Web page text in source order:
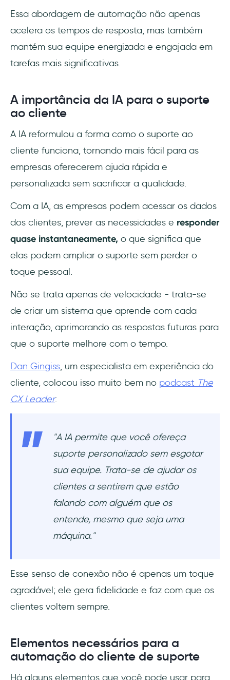
Essa abordagem de automação não apenas
acelera os tempos de resposta, mas também
mantém sua equipe energizada e engajada em
tarefas mais significativas.
A importância da IA para o suporte
ao cliente
A IA reformulou a forma como o suporte ao
cliente funciona, tornando mais fácil para as
empresas oferecerem ajuda rápida e
personalizada sem sacrificar a qualidade.
Com a IA, as empresas podem acessar os dados
dos clientes, prever as necessidades e responder
quase instantaneamente, o que significa que
elas podem ampliar o suporte sem perder o
toque pessoal.
Não se trata apenas de velocidade - trata-se
de criar um sistema que aprende com cada
interação, aprimorando as respostas futuras para
que o suporte melhore com o tempo.
Dan Gingiss, um especialista em experiência do
cliente, colocou isso muito bem no podcast The
CX Leader:
"A IA permite que você ofereça
suporte personalizado sem esgotar
sua equipe. Trata-se de ajudar os
clientes a sentirem que estão
falando com alguém que os
entende, mesmo que seja uma
máquina."
Esse senso de conexão não é apenas um toque
agradável; ele gera fidelidade e faz com que os
clientes voltem sempre.
Elementos necessários para a
automação do cliente de suporte
Há alguns elementos que você pode usar para